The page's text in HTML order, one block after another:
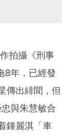
拍攝《刑事
8年，已經發
傳出緋聞，但
與朱慧敏合
鍾麗淇「車